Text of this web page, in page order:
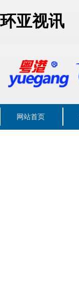
环亚视讯
网站首页